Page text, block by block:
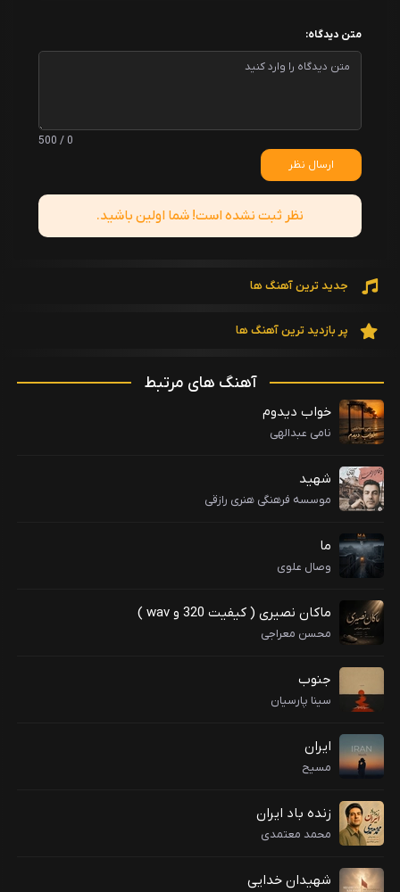
متن دیدگاه:
0 / 500
ارسال نظر
نظر ثبت نشده است! شما اولین باشید.
جدید ترین آهنگ ها
پر بازدید ترین آهنگ ها
آهنگ های مرتبط
خواب دیدوم
نامی عبدالهی
شهید
موسسه فرهنگی هنری رازقی
ما
وصال علوی
ماکان نصیری ( کیفیت 320 و wav )
محسن معراجی
جنوب
سینا پارسیان
ایران
مسیح
زنده باد ایران
محمد معتمدی
شهیدان خدایی